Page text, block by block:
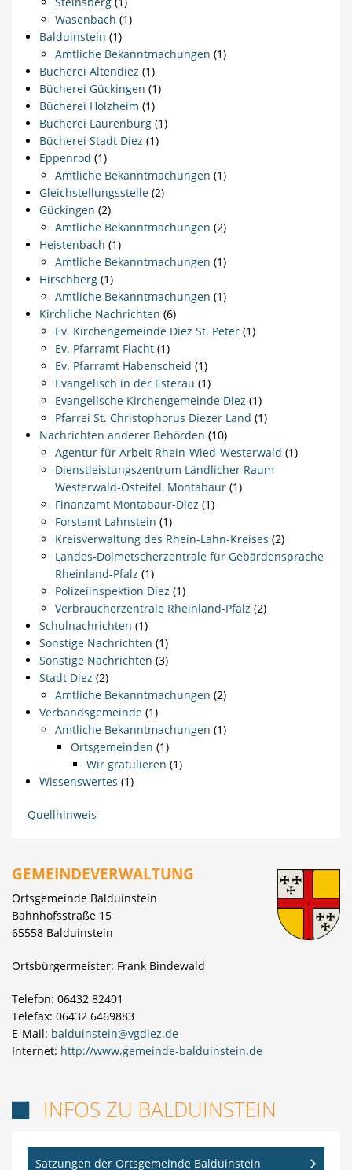
Wasenbach (1)
Balduinstein (1)
Amtliche Bekanntmachungen (1)
Bücherei Altendiez (1)
Bücherei Gückingen (1)
Bücherei Holzheim (1)
Bücherei Laurenburg (1)
Bücherei Stadt Diez (1)
Eppenrod (1)
Amtliche Bekanntmachungen (1)
Gleichstellungsstelle (2)
Gückingen (2)
Amtliche Bekanntmachungen (2)
Heistenbach (1)
Amtliche Bekanntmachungen (1)
Hirschberg (1)
Amtliche Bekanntmachungen (1)
Kirchliche Nachrichten (6)
Ev. Kirchengemeinde Diez St. Peter (1)
Ev. Pfarramt Flacht (1)
Ev. Pfarramt Habenscheid (1)
Evangelisch in der Esterau (1)
Evangelische Kirchengemeinde Diez (1)
Pfarrei St. Christophorus Diezer Land (1)
Nachrichten anderer Behörden (10)
Agentur für Arbeit Rhein-Wied-Westerwald (1)
Dienstleistungszentrum Ländlicher Raum
Westerwald-Osteifel, Montabaur (1)
Finanzamt Montabaur-Diez (1)
Forstamt Lahnstein (1)
Kreisverwaltung des Rhein-Lahn-Kreises (2)
Landes-Dolmetscherzentrale für Gebärdensprache
Rheinland-Pfalz (1)
Polizeiinspektion Diez (1)
Verbraucherzentrale Rheinland-Pfalz (2)
Schulnachrichten (1)
Sonstige Nachrichten (1)
Sonstige Nachrichten (3)
Stadt Diez (2)
Amtliche Bekanntmachungen (2)
Verbandsgemeinde (1)
Amtliche Bekanntmachungen (1)
Ortsgemeinden (1)
Wir gratulieren (1)
Wissenswertes (1)
Quellhinweis
GEMEINDEVERWALTUNG
Ortsgemeinde Balduinstein
Bahnhofsstraße 15
65558 Balduinstein
Ortsbürgermeister: Frank Bindewald
Telefon: 06432 82401
Telefax: 06432 6469883
E-Mail: balduinstein@vgdiez.de
Internet: http://www.gemeinde-balduinstein.de
INFOS ZU BALDUINSTEIN
Satzungen der Ortsgemeinde Balduinstein